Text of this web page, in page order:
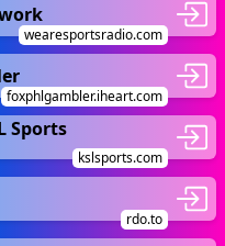
wearesportsradio.com
foxphlgambler.iheart.com
Sports
kslsports.com
rdo.to